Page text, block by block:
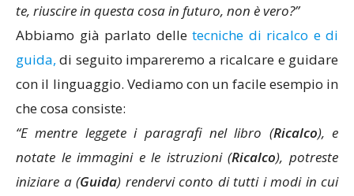
te, riuscire in questa cosa in futuro, non è vero?”
Abbiamo già parlato delle tecniche di ricalco e di
guida, di seguito impareremo a ricalcare e guidare
con il linguaggio. Vediamo con un facile esempio in
che cosa consiste:
“E mentre leggete i paragrafi nel libro (Ricalco), e
notate le immagini e le istruzioni (Ricalco), potreste
iniziare a (Guida) rendervi conto di tutti i modi in cui